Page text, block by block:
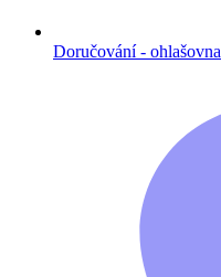
Doručování - ohlašovna